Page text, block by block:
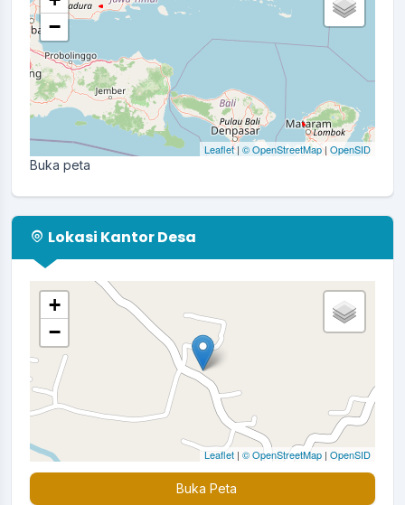
−
Leaflet| © OpenStreetMap| OpenSID
Buka peta
Lokasi Kantor Desa
+
−
Leaflet | © OpenStreetMap | OpenSID
Buka Peta